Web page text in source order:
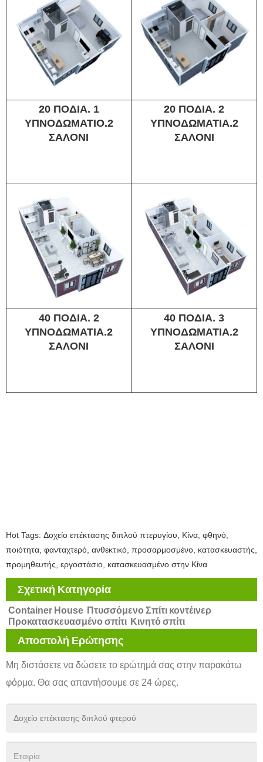
20 ΠΟΔΙΑ. 1
ΥΠΝΟΔΩΜΑΤΙΟ.2
ΣΑΛΟΝΙ
20 ΠΟΔΙΑ. 2
ΥΠΝΟΔΩΜΑΤΙΑ.2
ΣΑΛΟΝΙ
40 ΠΟΔΙΑ. 2
ΥΠΝΟΔΩΜΑΤΙΑ.2
ΣΑΛΟΝΙ
40 ΠΟΔΙΑ. 3
ΥΠΝΟΔΩΜΑΤΙΑ.2
ΣΑΛΟΝΙ
Hot Tags: Δοχείο επέκτασης διπλού πτερυγίου, Κίνα, φθηνό,
ποιότητα, φανταχτερό, ανθεκτικό, προσαρμοσμένο, κατασκευαστής,
προμηθευτής, εργοστάσιο, κατασκευασμένο στην Κίνα
Σχετική Κατηγορία
Container House Πτυσσόμενο Σπίτι κοντέινερ
Προκατασκευασμένο σπίτι Κινητό σπίτι
Αποστολή Ερώτησης
Μη διστάσετε να δώσετε το ερώτημά σας στην παρακάτω
φόρμα. Θα σας απαντήσουμε σε 24 ώρες.